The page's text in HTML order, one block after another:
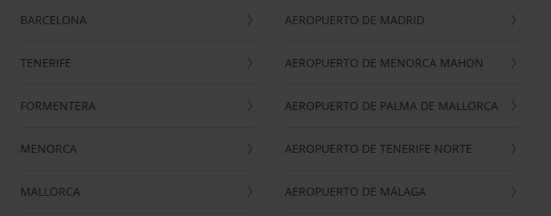
BARCELONA
TENERIFE
FORMENTERA
MENORCA
MALLORCA
AEROPUERTO DE MADRID
AEROPUERTO DE MENORCA MAHON
AEROPUERTO DE PALMA DE MALLORCA
AEROPUERTO DE TENERIFE NORTE
AEROPUERTO DE MÁLAGA